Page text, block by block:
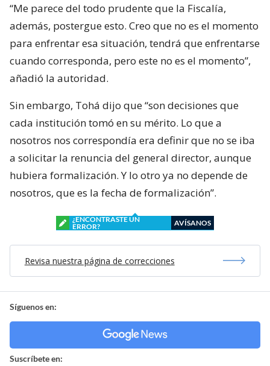
“Me parece del todo prudente que la Fiscalía,
además, postergue esto. Creo que no es el momento
para enfrentar esa situación, tendrá que enfrentarse
cuando corresponda, pero este no es el momento”,
añadió la autoridad.
Sin embargo, Tohá dijo que “son decisiones que
cada institución tomó en su mérito. Lo que a
nosotros nos correspondía era definir que no se iba
a solicitar la renuncia del general director, aunque
hubiera formalización. Y lo otro ya no depende de
nosotros, que es la fecha de formalización”.
¿ENCONTRASTE UN
ERROR?
AVÍSANOS
Revisa nuestra página de correcciones
Síguenos en:
Suscríbete en: